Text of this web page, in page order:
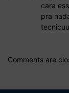
cara
pra
Comments are